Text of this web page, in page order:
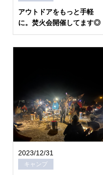
アウトドアをもっと手軽
に。焚火会開催してます◎
2023/12/31
キャンプ